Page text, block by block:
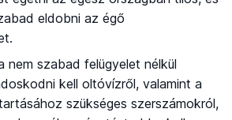
eldobni az égő
nem szabad felügyelet nélkül
kell oltóvízről, valamint a
szükséges szerszámokról,